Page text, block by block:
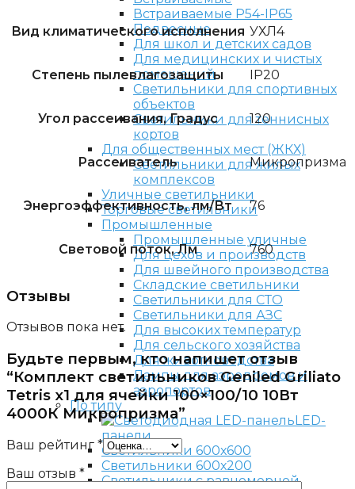
Встраиваемые P54-IP65
Подвесные
Для школ и детских садов
Для медицинских и чистых
помещений
Светильники для спортивных
объектов
Светильники для теннисных
кортов
Для общественных мест (ЖКХ)
Светильники для жилых
комплексов
Уличные светильники
Торговые светильники
Промышленные
Промышленные уличные
Для цехов и производств
Для швейного производства
Складские светильники
Светильники для СТО
Светильники для АЗС
Для высоких температур
Для сельского хозяйства
Для животноводства
Лампы для аэродромов и
аэропортов
По типу
LED-
панели
Светильники 600х600
Светильники 600х200
Светильники с равномерной
Вид климатического исполнения УХЛ4
Степень пылевлагозащиты IP20
Угол рассеивания, Градус 120
Рассеиватель Микропризма
Энергоэффективность, лм/Вт 76
Световой поток, Лм 760
Отзывы
Отзывов пока нет.
Будьте первым, кто напишет отзыв
“Комплект светильников Geniled Griliato
Tetris x1 для ячейки 100×100/10 10Вт
4000К Микропризма”
Ваш рейтинг *
Ваш отзыв *